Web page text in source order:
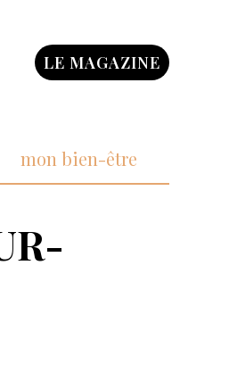
LE MAGAZINE
mon bien-être